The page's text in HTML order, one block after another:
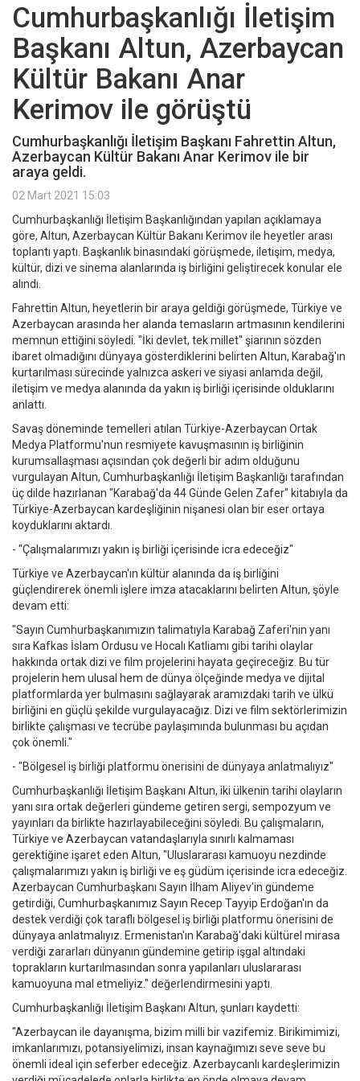
Cumhurbaşkanlığı İletişim
Başkanı Altun, Azerbaycan
Kültür Bakanı Anar
Kerimov ile görüştü
Cumhurbaşkanlığı İletişim Başkanı Fahrettin Altun,
Azerbaycan Kültür Bakanı Anar Kerimov ile bir
araya geldi.
02 Mart 2021 15:03
Cumhurbaşkanlığı İletişim Başkanlığından yapılan açıklamaya
göre, Altun, Azerbaycan Kültür Bakanı Kerimov ile heyetler arası
toplantı yaptı. Başkanlık binasındaki görüşmede, iletişim, medya,
kültür, dizi ve sinema alanlarında iş birliğini geliştirecek konular ele
alındı.
Fahrettin Altun, heyetlerin bir araya geldiği görüşmede, Türkiye ve
Azerbaycan arasında her alanda temasların artmasının kendilerini
memnun ettiğini söyledi. "İki devlet, tek millet" şiarının sözden
ibaret olmadığını dünyaya gösterdiklerini belirten Altun, Karabağ'ın
kurtarılması sürecinde yalnızca askeri ve siyasi anlamda değil,
iletişim ve medya alanında da yakın iş birliği içerisinde olduklarını
anlattı.
Savaş döneminde temelleri atılan Türkiye-Azerbaycan Ortak
Medya Platformu'nun resmiyete kavuşmasının iş birliğinin
kurumsallaşması açısından çok değerli bir adım olduğunu
vurgulayan Altun, Cumhurbaşkanlığı İletişim Başkanlığı tarafından
üç dilde hazırlanan "Karabağ'da 44 Günde Gelen Zafer" kitabıyla da
Türkiye-Azerbaycan kardeşliğinin nişanesi olan bir eser ortaya
koyduklarını aktardı.
- "Çalışmalarımızı yakın iş birliği içerisinde icra edeceğiz"
Türkiye ve Azerbaycan'ın kültür alanında da iş birliğini
güçlendirerek önemli işlere imza atacaklarını belirten Altun, şöyle
devam etti:
"Sayın Cumhurbaşkanımızın talimatıyla Karabağ Zaferi'nin yanı
sıra Kafkas İslam Ordusu ve Hocalı Katliamı gibi tarihi olaylar
hakkında ortak dizi ve film projelerini hayata geçireceğiz. Bu tür
projelerin hem ulusal hem de dünya ölçeğinde medya ve dijital
platformlarda yer bulmasını sağlayarak aramızdaki tarih ve ülkü
birliğini en güçlü şekilde vurgulayacağız. Dizi ve film sektörlerimizin
birlikte çalışması ve tecrübe paylaşımında bulunması bu açıdan
çok önemli."
- "Bölgesel iş birliği platformu önerisini de dünyaya anlatmalıyız"
Cumhurbaşkanlığı İletişim Başkanı Altun, iki ülkenin tarihi olayların
yanı sıra ortak değerleri gündeme getiren sergi, sempozyum ve
yayınları da birlikte hazırlayabileceğini söyledi. Bu çalışmaların,
Türkiye ve Azerbaycan vatandaşlarıyla sınırlı kalmaması
gerektiğine işaret eden Altun, "Uluslararası kamuoyu nezdinde
çalışmalarımızı yakın iş birliği ve eş güdüm içerisinde icra edeceğiz.
Azerbaycan Cumhurbaşkanı Sayın İlham Aliyev'in gündeme
getirdiği, Cumhurbaşkanımız Sayın Recep Tayyip Erdoğan'ın da
destek verdiği çok taraflı bölgesel iş birliği platformu önerisini de
dünyaya anlatmalıyız. Ermenistan'ın Karabağ'daki kültürel mirasa
verdiği zararları dünyanın gündemine getirip işgal altındaki
toprakların kurtarılmasından sonra yapılanları uluslararası
kamuoyuna mal etmeliyiz." değerlendirmesini yaptı.
Cumhurbaşkanlığı İletişim Başkanı Altun, şunları kaydetti:
"Azerbaycan ile dayanışma, bizim milli bir vazifemiz. Birikimimizi,
imkanlarımızı, potansiyelimizi, insan kaynağımızı seve seve bu
önemli ideal için seferber edeceğiz. Azerbaycanlı kardeşlerimizin